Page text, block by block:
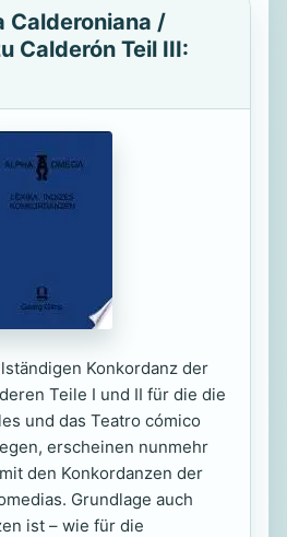
Calderoniana /
Calderón Teil III:
Konkordanz der
Teile I und II für die die
und das Teatro cómico
erscheinen nunmehr
den Konkordanzen der
Grundlage auch
ist – wie für die